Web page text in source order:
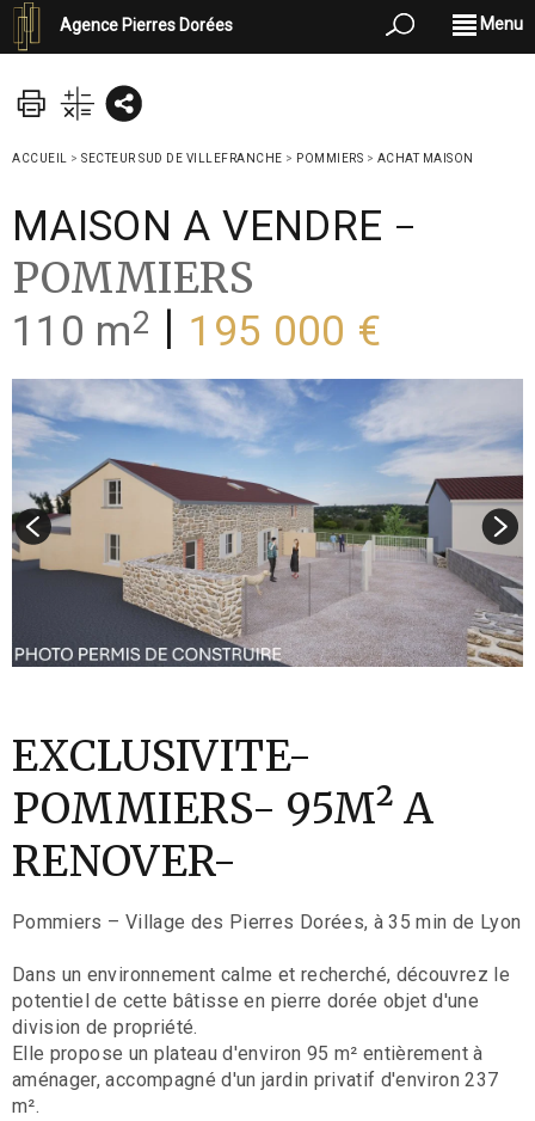
Agence Pierres Dorées Menu
ACCUEIL > SECTEUR SUD DE VILLEFRANCHE > POMMIERS > ACHAT MAISON
MAISON A VENDRE -
POMMIERS
110 m2 195 000 €
EXCLUSIVITE-
POMMIERS- 95M² A
RENOVER-
Pommiers – Village des Pierres Dorées, à 35 min de Lyon
Dans un environnement calme et recherché, découvrez le
potentiel de cette bâtisse en pierre dorée objet d'une
division de propriété.
Elle propose un plateau d'environ 95 m² entièrement à
aménager, accompagné d'un jardin privatif d'environ 237
m².